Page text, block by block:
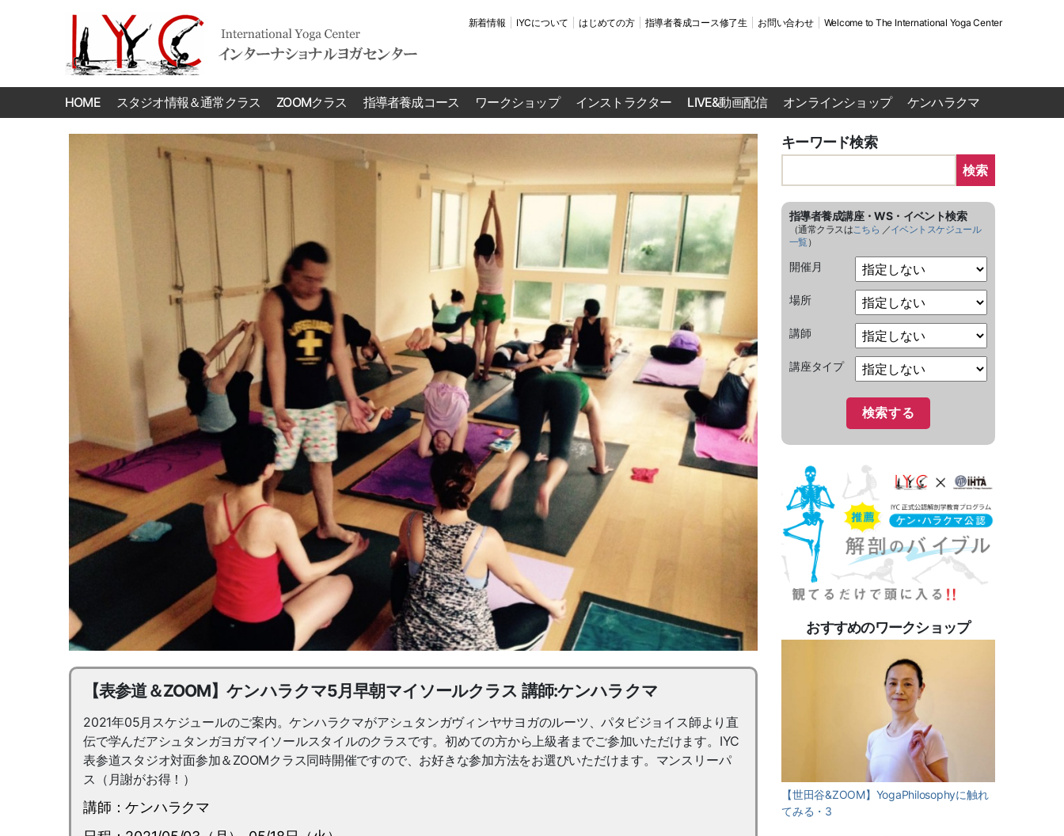
Yoga
Center
新着情報 IYCについて はじめての方 指導者養成コース修了生 お問い合わせ Welcome to The International Yoga Center
HOME スタジオ情報＆通常クラス ZOOMクラス 指導者養成コース ワークショップ インストラクター LIVE&動画配信 オンラインショップ ケンハラクマ
【表参道＆ZOOM】ケンハラクマ5月早朝マイソールクラス 講師:ケンハラクマ
2021年05月スケジュールのご案内。ケンハラクマがアシュタンガヴィンヤサヨガのルーツ、パタビジョイス師より直
伝で学んだアシュタンガヨガマイソールスタイルのクラスです。初めての方から上級者までご参加いただけます。IYC
表参道スタジオ対面参加＆ZOOMクラス同時開催ですので、お好きな参加方法をお選びいただけます。マンスリーパ
ス（月謝がお得！）
講師：ケンハラクマ
キーワード検索
検索
指導者養成講座・WS・イベント検索
（通常クラスはこちら ／イベントスケジュール
一覧）
開催月
場所
講師
講座タイプ
おすすめのワークショップ
【世田谷&ZOOM】YogaPhilosophyに触れ
てみる・3